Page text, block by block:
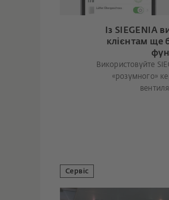
Із SIEGENIA
клієнтам ще
Використовуйте
«розумного»
Сервіс